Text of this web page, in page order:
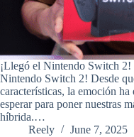
¡Llegó el Nintendo Switch 2!
Nintendo Switch 2! Desde
características, la emoción
esperar para poner nuestras
híbrida.…
Reely
June 7, 2025